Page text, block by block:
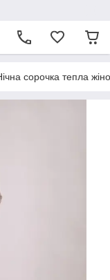
сорочка тепла